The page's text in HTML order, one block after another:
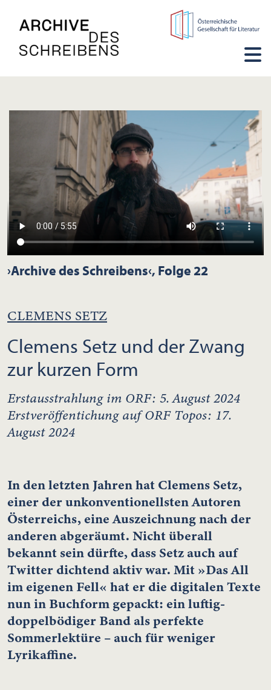
›Archive des Schreibens‹, Folge 22
CLEMENS SETZ
Clemens Setz und der Zwang
zur kurzen Form
Erstausstrahlung im ORF: 5. August 2024
Erstveröffentichung auf ORF Topos: 17.
August 2024
In den letzten Jahren hat Clemens Setz,
einer der unkonventionellsten Autoren
Österreichs, eine Auszeichnung nach der
anderen abgeräumt. Nicht überall
bekannt sein dürfte, dass Setz auch auf
Twitter dichtend aktiv war. Mit »Das All
im eigenen Fell« hat er die digitalen Texte
nun in Buchform gepackt: ein luftig-
doppelbödiger Band als perfekte
Sommerlektüre – auch für weniger
Lyrikaffine.